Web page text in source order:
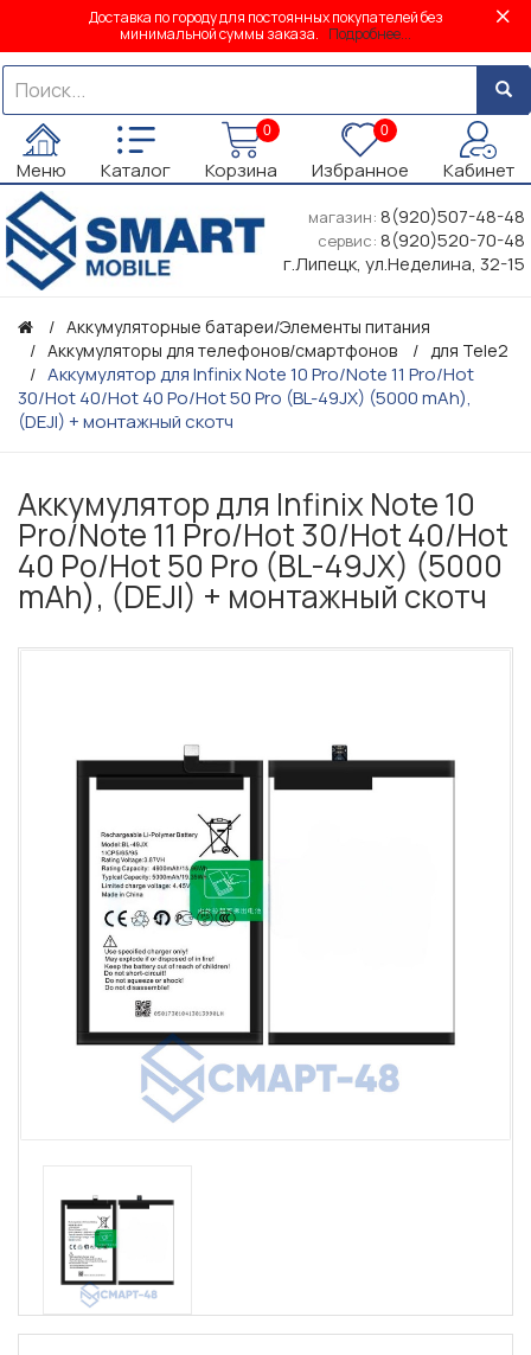
Доставка по городу для постоянных покупателей без
минимальной суммы заказа. Подробнее...
Меню Каталог
0
Корзина
0
Избранное Кабинет
магазин: 8(920)507-48-48
сервис: 8(920)520-70-48
г.Липецк, ул.Неделина, 32-15
Аккумуляторные батареи/Элементы питания
Аккумуляторы для телефонов/смартфонов
для Tele2
Аккумулятор для Infinix Note 10 Pro/Note 11 Pro/Hot
30/Hot 40/Hot 40 Po/Hot 50 Pro (BL-49JX) (5000 mAh),
(DEJI) + монтажный скотч
Аккумулятор для Infinix Note 10
Pro/Note 11 Pro/Hot 30/Hot 40/Hot
40 Po/Hot 50 Pro (BL-49JX) (5000
mAh), (DEJI) + монтажный скотч